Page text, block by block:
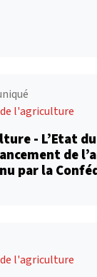
l'agriculture
- L’Etat
de
par la
l'agriculture